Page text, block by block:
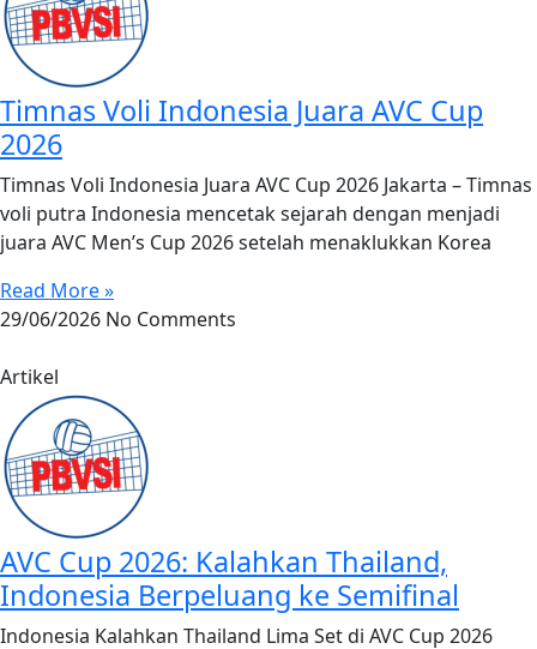
Timnas Voli Indonesia Juara AVC Cup
2026
Timnas Voli Indonesia Juara AVC Cup 2026 Jakarta – Timnas
voli putra Indonesia mencetak sejarah dengan menjadi
juara AVC Men’s Cup 2026 setelah menaklukkan Korea
Read More »
29/06/2026 No Comments
Artikel
AVC Cup 2026: Kalahkan Thailand,
Indonesia Berpeluang ke Semifinal
Indonesia Kalahkan Thailand Lima Set di AVC Cup 2026